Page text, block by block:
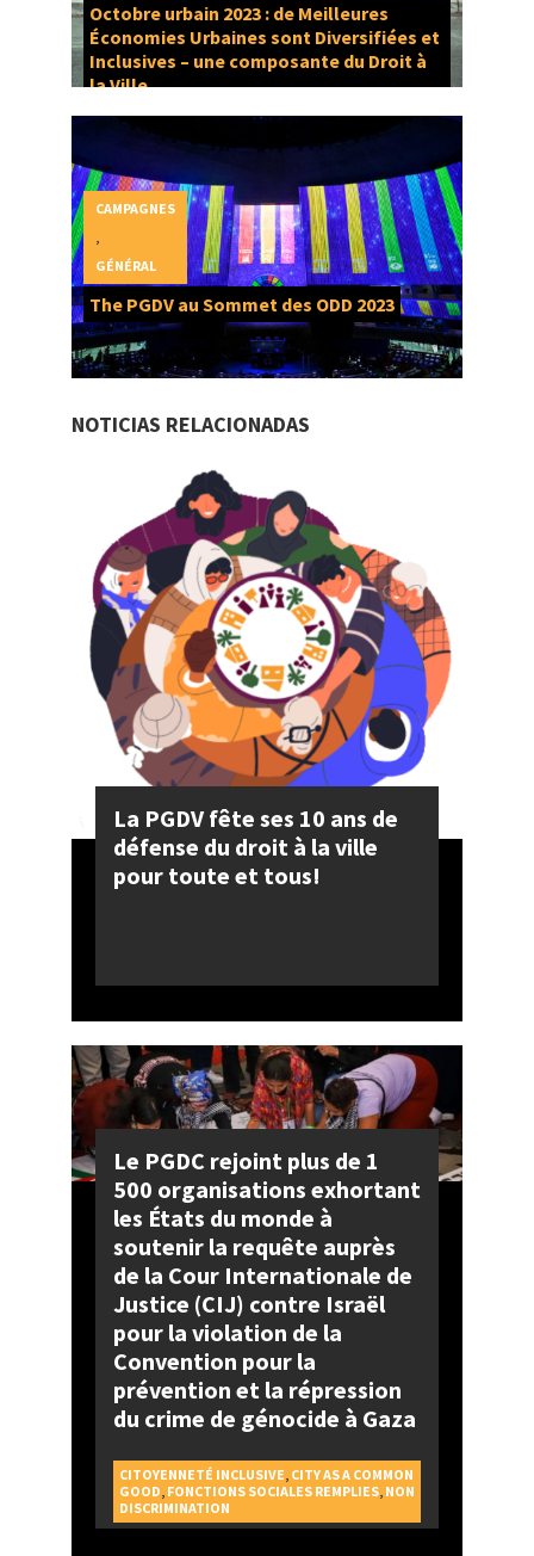
Octobre urbain 2023 : de Meilleures
Économies Urbaines sont Diversifiées et
Inclusives – une composante du Droit à
la Ville
The PGDV au Sommet des ODD 2023
CAMPAGNES
GÉNÉRAL
NOTICIAS RELACIONADAS
La PGDV fête ses 10 ans de
défense du droit à la ville
pour toute et tous!
Le PGDC rejoint plus de 1
500 organisations exhortant
les États du monde à
soutenir la requête auprès
de la Cour Internationale de
Justice (CIJ) contre Israël
pour la violation de la
Convention pour la
prévention et la répression
du crime de génocide à Gaza
CITOYENNETÉ INCLUSIVE CITY AS A COMMON
GOOD FONCTIONS SOCIALES REMPLIES, NON
DISCRIMINATION